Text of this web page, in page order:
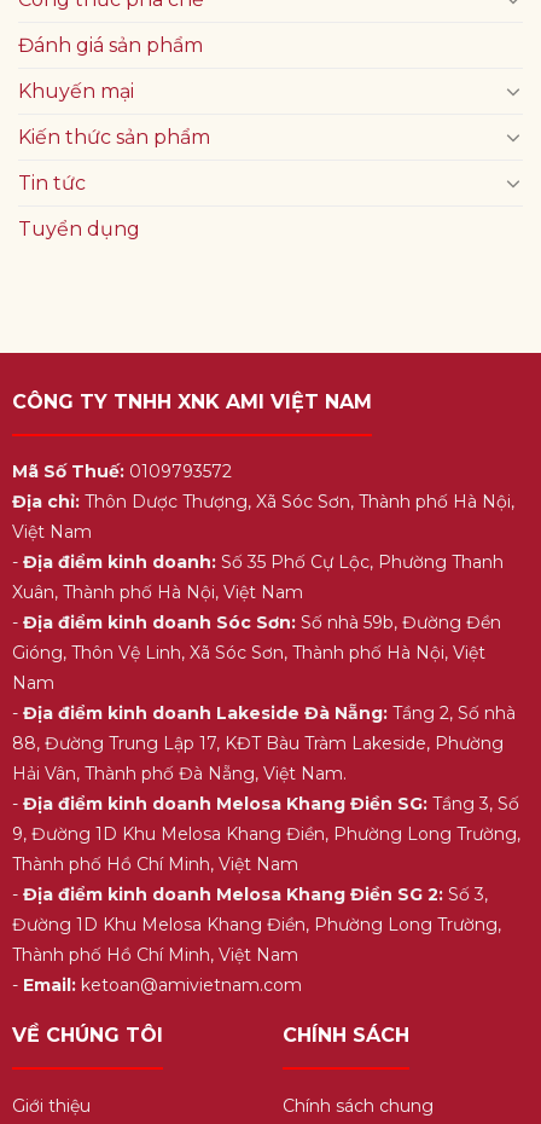
Đánh giá sản phẩm
Khuyến mại
Kiến thức sản phẩm
Tin tức
Tuyển dụng
CÔNG TY TNHH XNK AMI VIỆT NAM
Mã Số Thuế:0109793572
Địa chỉ:Thôn Dược Thượng, Xã Sóc Sơn, Thành phố Hà Nội,
Việt Nam
- Địa điểm kinh doanh:Số 35 Phố Cự Lộc, Phường Thanh
Xuân, Thành phố Hà Nội, Việt Nam
- Địa điểm kinh doanh Sóc Sơn:Số nhà 59b, Đường Đền
Gióng, Thôn Vệ Linh, Xã Sóc Sơn, Thành phố Hà Nội, Việt
Nam
- Địa điểm kinh doanh Lakeside Đà Nẵng:Tầng 2, Số nhà
88, Đường Trung Lập 17, KĐT Bàu Tràm Lakeside, Phường
Hải Vân, Thành phố Đà Nẵng, Việt Nam.
- Địa điểm kinh doanh Melosa Khang Điền SG:Tầng 3, Số
9, Đường 1D Khu Melosa Khang Điền, Phường Long Trường,
Thành phố Hồ Chí Minh, Việt Nam
- Địa điểm kinh doanh Melosa Khang Điền SG 2:Số 3,
Đường 1D Khu Melosa Khang Điền, Phường Long Trường,
Thành phố Hồ Chí Minh, Việt Nam
- Email:ketoan@amivietnam.com
VỀ CHÚNG TÔI
Giới thiệu
CHÍNH SÁCH
Chính sách chung